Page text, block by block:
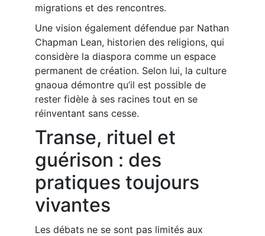
migrations et des rencontres.
Une vision également défendue par Nathan
Chapman Lean, historien des religions, qui
considère la diaspora comme un espace
permanent de création. Selon lui, la culture
gnaoua démontre qu’il est possible de
rester fidèle à ses racines tout en se
réinventant sans cesse.
Transe, rituel et
guérison : des
pratiques toujours
vivantes
Les débats ne se sont pas limités aux